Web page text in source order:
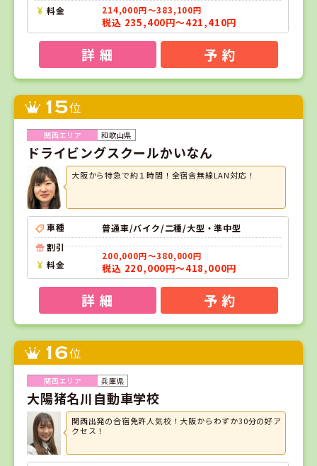
料金
214,000円～383,100円
税込 235,400円～421,410円
詳 細 予 約
15位
和歌山県
ドライビングスクールかいなん
大阪から特急で約１時間！全宿舎無線LAN対応！
車種
普通車/バイク/二種/大型・準中型
割引
料金
200,000円～380,000円
税込 220,000円～418,000円
詳 細 予 約
16位
兵庫県
大陽猪名川自動車学校
関西出発の合宿免許人気校！大阪からわずか30分の好ア
クセス！